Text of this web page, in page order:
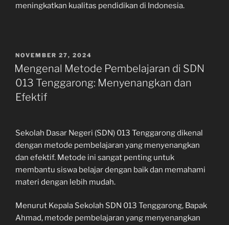
meningkatkan kualitas pendidikan di Indonesia.
POSTED
ON
NOVEMBER 27, 2024
Mengenal Metode Pembelajaran di SDN
013 Tenggarong: Menyenangkan dan
Efektif
Sekolah Dasar Negeri (SDN) 013 Tenggarong dikenal
dengan metode pembelajaran yang menyenangkan
dan efektif. Metode ini sangat penting untuk
membantu siswa belajar dengan baik dan memahami
materi dengan lebih mudah.
Menurut Kepala Sekolah SDN 013 Tenggarong, Bapak
Ahmad, metode pembelajaran yang menyenangkan